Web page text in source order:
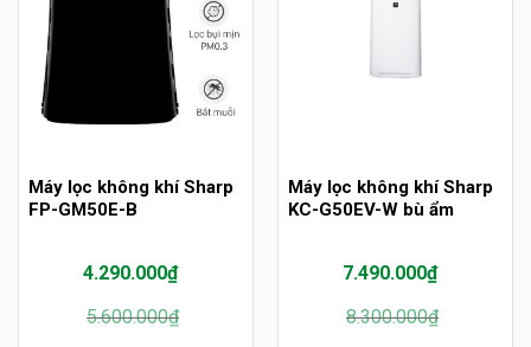
Máy lọc không khí Sharp
FP-GM50E-B
5.600.000₫
Giá
gốc
4.290.000₫
Giá
hiện
Máy lọc không khí Sharp
KC-G50EV-W bù ẩm
8.300.000₫
Giá
gốc
7.490.000₫
Giá
hiện